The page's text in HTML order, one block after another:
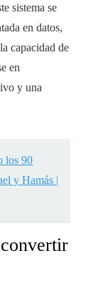
sistema se
en datos,
capacidad de
en
y una
los 90
y Hamás |